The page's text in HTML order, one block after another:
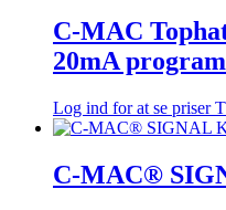
C-MAC
20mA
Log ind for at se priser
C-MAC®